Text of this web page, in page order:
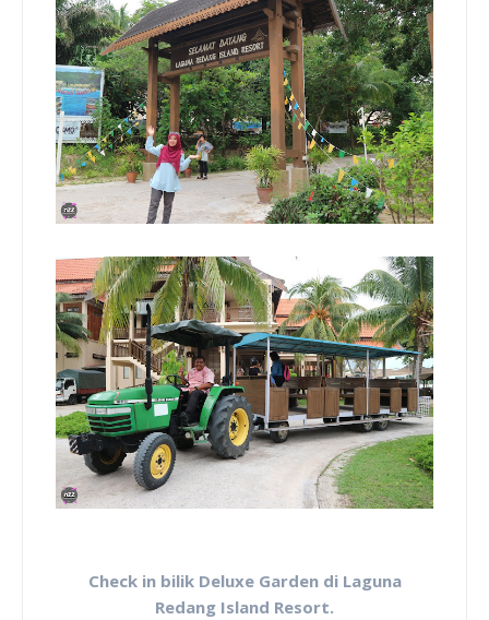
Check in bilik Deluxe Garden di Laguna
Redang Island Resort.